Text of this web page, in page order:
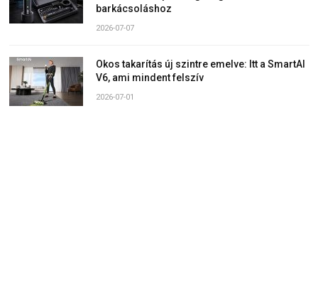
barkácsoláshoz
2026-07-07
Okos takarítás új szintre emelve: Itt a SmartAI
V6, ami mindent felszív
2026-07-01